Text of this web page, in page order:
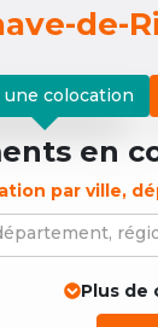
de-
une colocation
en
par ville,
Plus de